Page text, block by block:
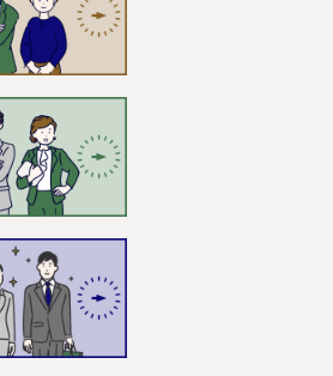
営／リ
挑戦
所に
ある必
する内
た、読